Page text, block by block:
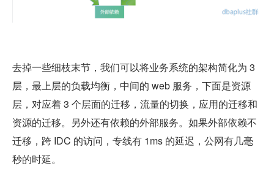
去掉一些细枝末节，我们可以将业务系统的架构简化为 3
层，最上层的负载均衡，中间的 web 服务，下面是资源
层，对应着 3 个层面的迁移，流量的切换，应用的迁移和
资源的迁移。另外还有依赖的外部服务。如果外部依赖不
迁移，跨 IDC 的访问，专线有 1ms 的延迟，公网有几毫
秒的时延。